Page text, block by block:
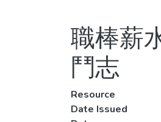
職棒薪
鬥志
Resource
Date Issued